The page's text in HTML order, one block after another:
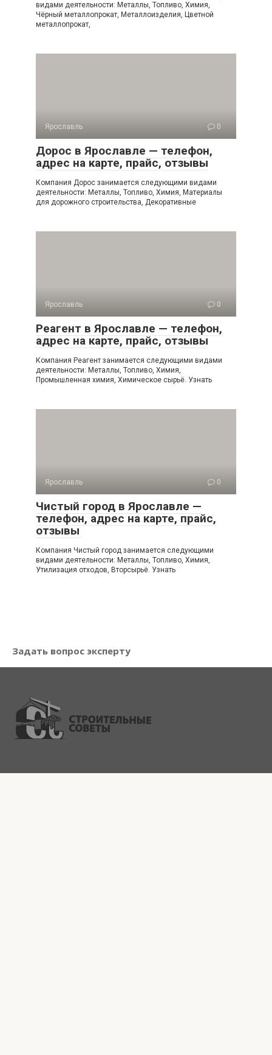
видами деятельности: Металлы, Топливо, Химия,
Чёрный металлопрокат, Металлоизделия, Цветной
металлопрокат,
Ярославль 0
Дорос в Ярославле — телефон,
адрес на карте, прайс, отзывы
Компания Дорос занимается следующими видами
деятельности: Металлы, Топливо, Химия, Материалы
для дорожного строительства, Декоративные
Ярославль 0
Реагент в Ярославле — телефон,
адрес на карте, прайс, отзывы
Компания Реагент занимается следующими видами
деятельности: Металлы, Топливо, Химия,
Промышленная химия, Химическое сырьё. Узнать
Ярославль 0
Чистый город в Ярославле —
телефон, адрес на карте, прайс,
отзывы
Компания Чистый город занимается следующими
видами деятельности: Металлы, Топливо, Химия,
Утилизация отходов, Вторсырьё. Узнать
Задать вопрос эксперту